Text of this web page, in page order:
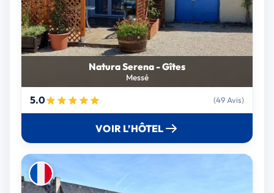
Natura Serena - Gîtes
Messé
5.0 (49 Avis)
VOIR L’HÔTEL